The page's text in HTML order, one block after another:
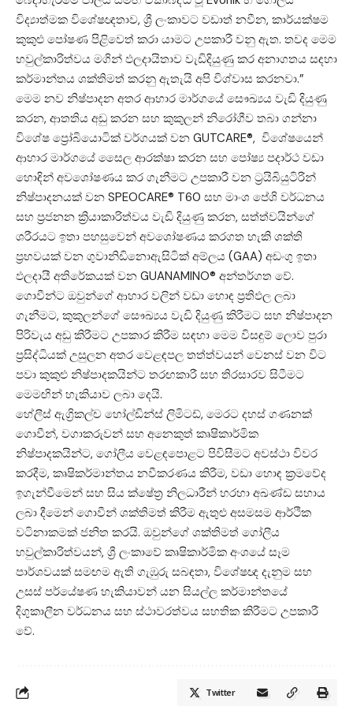
විද්‍යාත්මක විශේෂඥතාව, ශ්‍රී ලංකාවට වඩාත් නවීන, කාර්යක්ෂම
කුකුළු පෝෂණ පිළිවෙත් කරා යාමට උපකාරී වනු ඇත. තවද මෙම
හවුල්කාරිත්වය මගින් ඵලදායිතාව වැඩිදියුණු කර අනාගතය සඳහා
කර්මාන්තය ශක්තිමත් කරනු ඇතැයි අපි විශ්වාස කරනවා.”
මෙම නව නිෂ්පාදන අතර ආහාර මාර්ගයේ සෞඛ්‍යය වැඩි දියුණු
කරන, ආතතිය අඩු කරන සහ කුකුලන් නිරෝගීව තබා ගන්නා
විශේෂ ප්‍රෝබියොටික් වර්ගයක් වන GUTCARE®, විශේෂයෙන්
ආහාර මාර්ගයේ සෛල ආරක්ෂා කරන සහ පෝෂ්‍ය පදාර්ථ වඩා
හොඳින් අවශෝෂණය කර ගැනීමට උපකාරී වන ට්‍රයිබියුටිරින්
නිෂ්පාදනයක් වන SPEOCARE® T60 සහ මාංශ පේශි වර්ධනය
සහ ප්‍රජනන ක්‍රියාකාරිත්වය වැඩි දියුණු කරන, සත්ත්වයින්ගේ
ශරීරයට ඉතා පහසුවෙන් අවශෝෂණය කරගත හැකි ශක්ති
ප්‍රභවයක් වන ගුවානිඩිනොඇසිටික් අම්ලය (GAA) අඩංගු ඉතා
ඵලදායී අතිරේකයක් වන GUANAMINO® අන්තර්ගත වේ.
ගොවීන්ට ඔවුන්ගේ ආහාර වලින් වඩා හොඳ ප්‍රතිඵල ලබා
ගැනීමට, කුකුලන්ගේ සෞඛ්‍යය වැඩි දියුණු කිරීමට සහ නිෂ්පාදන
පිරිවැය අඩු කිරීමට උපකාර කිරීම සඳහා මෙම විසඳුම් ලොව පුරා
ප්‍රසිද්ධියක් උසුලන අතර වෙළඳපල තත්ත්වයන් වෙනස් වන විට
පවා කුකුළු නිෂ්පාදකයින්ට තරඟකාරී සහ තිරසාරව සිටීමට
මෙමඟින් හැකියාව ලබා දෙයි.
හේලීස් ඇග්‍රිකල්ච හෝල්ඩින්ස් ලිමිටඩ්, මෙරට දහස් ගණනක්
ගොවීන්, වගාකරුවන් සහ අනෙකුත් කෘෂිකාර්මික
නිෂ්පාදකයින්ට, ගෝලීය වෙළඳපොළට පිවිසීමට අවස්ථා විවර
කරදීම, කෘෂිකර්මාන්තය නවීකරණය කිරීම, වඩා හොඳ ක්‍රමවේද
ඉගැන්වීමෙන් සහ සිය ක්ෂේත්‍ර නිලධාරීන් හරහා අඛණ්ඩ සහාය
ලබා දීමෙන් ගොවීන් ශක්තිමත් කිරීම ඇතුළු අසමසම ආර්ථික
වටිනාකමක් ජනිත කරයි. ඔවුන්ගේ ශක්තිමත් ගෝලීය
හවුල්කාරිත්වයන්, ශ්‍රී ලංකාවේ කෘෂිකාර්මික අංශයේ සෑම
පාර්ශවයක් සමඟම ඇති ගැඹුරු සබඳතා, විශේෂඥ දැනුම සහ
උසස් පර්යේෂණ හැකියාවන් යන සියල්ල කර්මාන්තයේ
දිගුකාලීන වර්ධනය සහ ස්ථාවරත්වය සහතික කිරීමට උපකාරී
වේ.
Twitter